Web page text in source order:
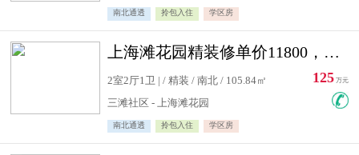
南北通透 拎包入住 学区房
上海滩花园精装修单价11800，价格最低的两居室，无敌视野
2室2厅1卫 | / 精装 / 南北 / 105.84㎡
三滩社区 - 上海滩花园
南北通透 拎包入住 学区房
125 万元